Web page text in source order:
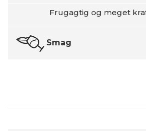
Frugagtig og meget
Smag